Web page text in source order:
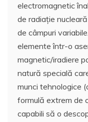
electromagnetic
de radiație
de câmpuri
elemente într-o
magnetic/iradiere
natură specială
munci tehnologice
formulă extrem de
capabili să o